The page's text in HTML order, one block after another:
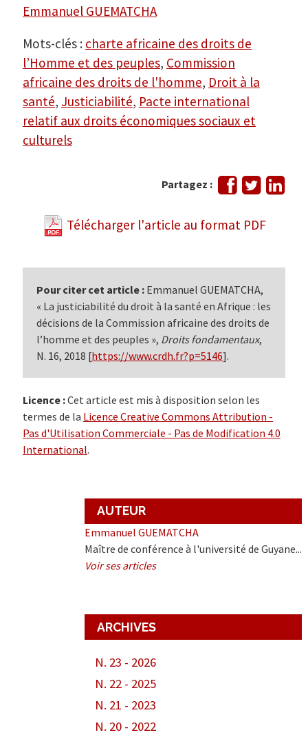
Emmanuel GUEMATCHA
Mots-clés : charte africaine des droits de
l’Homme et des peuples, Commission
africaine des droits de l'homme, Droit à la
santé, Justiciabilité, Pacte international
relatif aux droits économiques sociaux et
culturels
Partagez :
Partager
sur
Tweeter
Télécharger l'article au format PDF
Pour citer cet article :Emmanuel GUEMATCHA,
« La justiciabilité du droit à la santé en Afrique : les
décisions de la Commission africaine des droits de
l’homme et des peuples », Droits fondamentaux,
N. 16, 2018 [https://www.crdh.fr?p=5146].
Licence :Cet article est mis à disposition selon les
termes de la Licence Creative Commons Attribution -
Pas d'Utilisation Commerciale - Pas de Modification 4.0
International.
AUTEUR
Emmanuel GUEMATCHA
Maître de conférence à l'université de Guyane...
Voir ses articles
ARCHIVES
N. 23 - 2026
N. 22 - 2025
N. 21 - 2023
N. 20 - 2022